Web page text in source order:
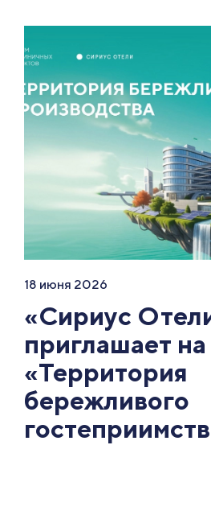
18 июня 2026
«Сириус
приглашает
«Территория
бережливого